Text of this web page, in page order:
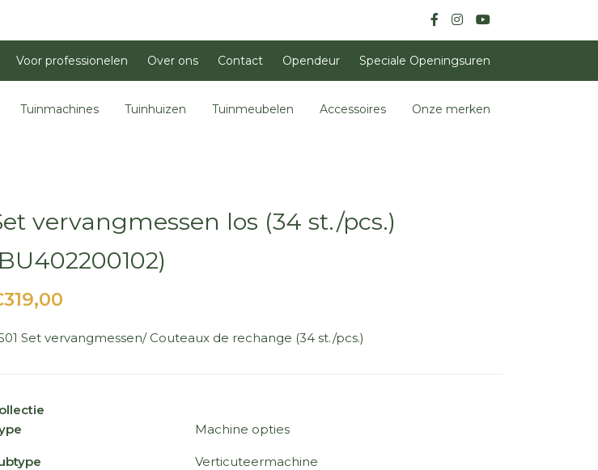
Voor professionelen Over ons Contact Opendeur Speciale Openingsuren
Tuinmachines Tuinhuizen Tuinmeubelen Accessoires Onze merken
vervangmessen los (34 st./pcs.)
Set vervangmessen/ Couteaux de rechange (34 st./pcs.)
Machine opties
Verticuteermachine